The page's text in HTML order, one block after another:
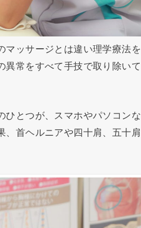
マッサージとは違い理学療法を
異常をすべて手技で取り除いて
ひとつが、スマホやパソコンな
、首ヘルニアや四十肩、五十肩